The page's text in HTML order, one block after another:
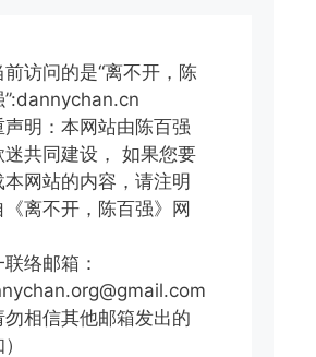
前访问的是“离不开，陈
”:dannychan.cn
声明：本网站由陈百强
迷共同建设， 如果您要
本网站的内容，请注明
《离不开，陈百强》网
络邮箱：
勿相信其他邮箱发出的